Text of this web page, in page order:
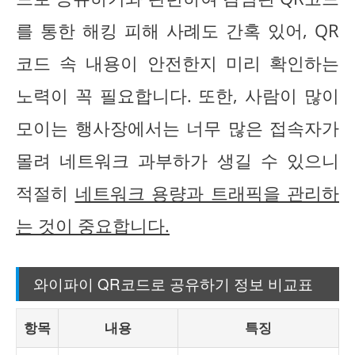
를 통한 해킹 피해 사례도 간혹 있어, QR
코드 속 내용이 안전한지 미리 확인하는
노력이 꼭 필요합니다. 또한, 사람이 많이
모이는 행사장에서는 너무 많은 접속자가
몰려 네트워크 과부하가 생길 수 있으니
적절히 네트워크 용량과 트래픽을 관리하
는 것이 중요합니다.
와이파이 QR코드로 공유하기 정보 비교표
항목 내용 특징